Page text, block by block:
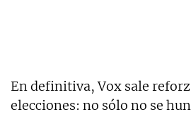
En definitiva, Vox sale
elecciones: no sólo no se